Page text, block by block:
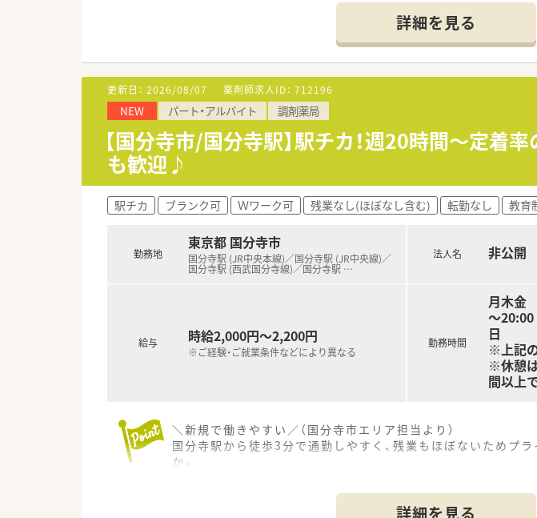
・最寄り駅である国分寺駅から徒歩3分という大変アクセスの
・同ビル内のクリニックから内科および糖尿病内科の処方箋を
・オープン当初の処方箋枚数は1日50枚から60枚程度を想定し
【法人特徴について】
・社員の働きやすさを重視しており有給取得率や育休取得率の
・大手チェーンにはないアットホームで風通しの良い社風が
・地域医療への貢献を理念に掲げており患者様とのコミュニ
【勤務実態について】
・残業はほとんど発生しないように人員を配置しておりワーク
・薬歴管理システムや計量監査機およびピッキングシステムな
・休憩室は店舗とは別の階に用意されておりシャワーも完備さ
【こんな方が活躍中】
・他の店舗から配属された経験豊富な管理薬剤師が中心とな
・紹介会社を通じて入社した常勤薬剤師が即戦力として活躍
・これまでの調剤経験を活かして新規オープンの立ち上げに
詳細を見る
更新日： 2026/08/07 薬剤師求人ID： 712196
NEW パート・アルバイト 調剤薬局
【国分寺市/国分寺駅】駅チカ！週20時間～定着
も歓迎♪
駅チカ ブランク可 Ｗワーク可 残業なし(ほぼなし含む) 転勤なし 教育
勤務地
東京都 国分寺市
国分寺駅 (JR中央本線)／国分寺駅 (JR中央線)／
国分寺駅 (西武国分寺線)／国分寺駅 …
給与 時給2,000円～2,200円
※ご経験・ご就業条件などにより異なる
法人名 非公開
勤務時間
月木金
～20:00
日
※上記
※休憩
間以上
＼新規で働きやすい／（国分寺市エリア担当より）
国分寺駅から徒歩3分で通勤しやすく、残業もほぼないためプ
か。
【店舗情報と応需状況について】
・最寄り駅である国分寺駅から徒歩3分という大変アクセスの
詳細を見る